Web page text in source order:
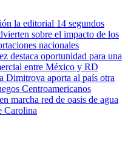
la editorial 14 segundos
sobre el impacto de los
nacionales
destaca oportunidad para una
entre México y RD
Dimitrova aporta al país otra
Centroamericanos
marcha red de oasis de agua
Carolina